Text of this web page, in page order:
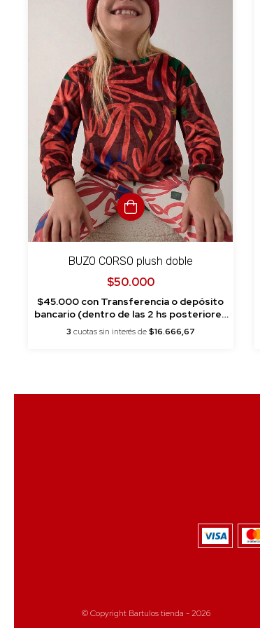
BUZO CORSO plush doble
$50.000
$45.000 con Transferencia o depósito
bancario (dentro de las 2 hs posteriores
a la compra)
3 cuotas sin interés de$16.666,67
© Copyright Bartulos tienda - 2026